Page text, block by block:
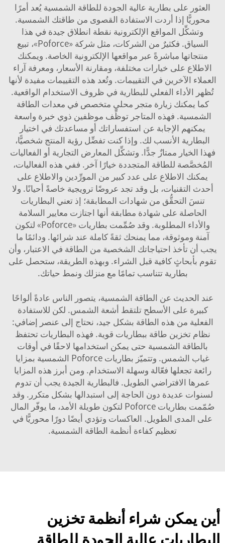
العثور على بطارية عالية الجودة للطاقة الشمسية يُعد أمرًا
محوريًّا إذا أردت الاستفادة القصوى من طاقتك الشمسية.
وتشكِّل المواقع الإلكترونية نقطة انطلاق جيدة في هذا
السياق. فكثيرٌ من الشركات، مثل شركة «Poforce»، تبيع
منتجاتها مباشرةً عبر مواقعها الإلكترونية الخاصة. ويمكنك
الاطلاع على خيارات مختلفة، ومقارنة الأسعار، ومعرفة آراء
العملاء الآخرين في التقييمات. وتُعد هذه التقييمات مفيدة لأنها
تُظهر الأداء الفعلي للبطارية في ظروف الاستخدام الواقعية.
كما يمكنك زيارة متجر محلي متخصص في معدات الطاقة
الشمسية. فهذه المتاجر توظِّف موظفين ذوي خبرة واسعة
يمكنهم الإجابة عن استفساراتك أو مساعدتك في اختيار
البطارية الأنسب لك. وإذا كنت تفضِّل رؤية المنتج شخصيًّا،
فهذا الخيار ممتازٌ جدًّا. وتشكِّل المعارض التجارية أو الفعاليات
المُخصَّصة للطاقة المتجددة خيارًا آخر. ففي هذه الفعاليات،
يمكنك الاطلاع على عدد كبير من المورِّدين والاطلاع على
أحدث التقنيات، بل وقد تجد عروضًا ترويجية خاصةً أحيانًا. ولا
تنسَ التحقُّق من شهادات المطابقة؛ إذ تعني البطاريات
الحاصلة على شهادة مطابقة أنها اجتازت معايير السلامة
والأداء المطلوبة. وقد صُمِّمت بطاريات «Poforce» لتكون
آمنة وموثوقة، مما يمنحك ثقةً كاملة عند شرائها. ودائمًا ما
يجب أن تأخذ احتياجاتك الشخصية من الطاقة في الاعتبار، وأن
تقوم بأبحاثٍ كافية قبل الشراء. وبهذه الطريقة، ستحصل على
بطارية تتناسب تمامًا مع منزلك ونمط حياتك.
عند الحديث عن الطاقة الشمسية، يتصور الناس عادةً ألواحًا
كبيرة على الأسطح تلتقط أشعة الشمس. لكن للاستفادة
الفعلية من هذه الطاقة بشكل جيد، نحتاج إلى عنصر إضافي:
نظام تخزين طاقة ببطاريات قوية. فهذه البطاريات تحتفظ
بالطاقة الشمسية حتى يمكن استخدامها لاحقًا في أوقات
غياب الشمس. وتتميّز بطاريات Poforce الشمسية بمزايا
رائعة تجعلها فعّالة وسهلة الاستخدام. ومن أبرز هذه المزايا
عمرها الافتراضي الطويل. فالبطارية الجيدة يجب أن تدوم
لسنوات عديدة دون الحاجة إلى استبدالها بشكل متكرر. وقد
صُمّمت بطاريات Poforce لتكون طويلة الأمد، ما يوفّر المال
على المدى الطويل. العاكسات وتؤدي أيضًا دورًا محوريًّا في
تعظيم كفاءة أنظمة الطاقة الشمسية.
أين يمكن شراء أنظمة تخزين
البطاريات عالية الجودة للطاقة